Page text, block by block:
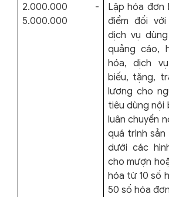
2.000.000 -
5.000.000
Lập hóa đơn
điểm đối
dịch vụ
quảng cáo,
hóa, dịch
biếu, tặng,
lương cho
tiêu dùng nội
luân chuyển
quá trình sản
dưới các
cho mượn
hóa từ 10 số
50 số hóa